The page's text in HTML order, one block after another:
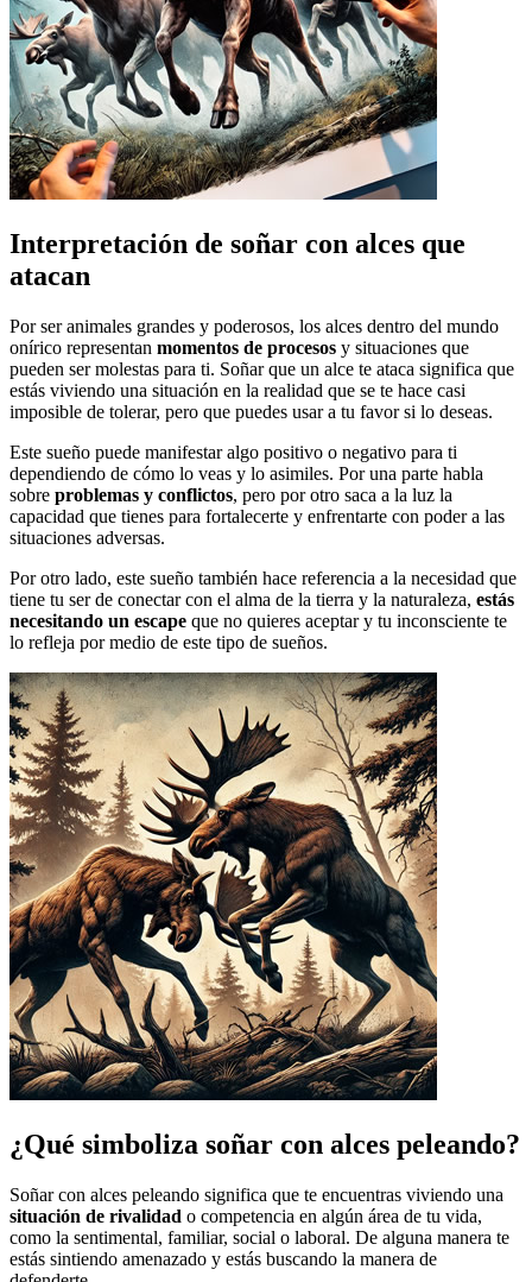
Interpretación de soñar con alces que
atacan
Por ser animales grandes y poderosos, los alces dentro del mundo
onírico representan momentos de procesos y situaciones que
pueden ser molestas para ti. Soñar que un alce te ataca significa que
estás viviendo una situación en la realidad que se te hace casi
imposible de tolerar, pero que puedes usar a tu favor si lo deseas.
Este sueño puede manifestar algo positivo o negativo para ti
dependiendo de cómo lo veas y lo asimiles. Por una parte habla
sobre problemas y conflictos, pero por otro saca a la luz la
capacidad que tienes para fortalecerte y enfrentarte con poder a las
situaciones adversas.
Por otro lado, este sueño también hace referencia a la necesidad que
tiene tu ser de conectar con el alma de la tierra y la naturaleza, estás
necesitando un escape que no quieres aceptar y tu inconsciente te
lo refleja por medio de este tipo de sueños.
¿Qué simboliza soñar con alces peleando?
Soñar con alces peleando significa que te encuentras viviendo una
situación de rivalidad o competencia en algún área de tu vida,
como la sentimental, familiar, social o laboral. De alguna manera te
estás sintiendo amenazado y estás buscando la manera de